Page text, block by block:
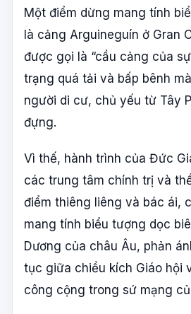
Một điểm dừng mang tính
là cảng Arguineguín ở Gran
được gọi là “cầu cảng của
trạng quá tải và bấp bênh
người di cư, chủ yếu từ Tây
đựng.
Vì thế, hành trình của Đức
các trung tâm chính trị và
điểm thiêng liêng và bác ái,
mang tính biểu tượng dọc
Dương của châu Âu, phản
tục giữa chiều kích Giáo hội
công cộng trong sứ mạng